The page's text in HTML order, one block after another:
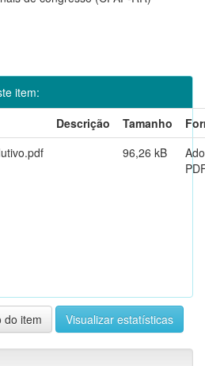
item:
Descrição Tamanho
96,26 kB
do item Visualizar estatísticas